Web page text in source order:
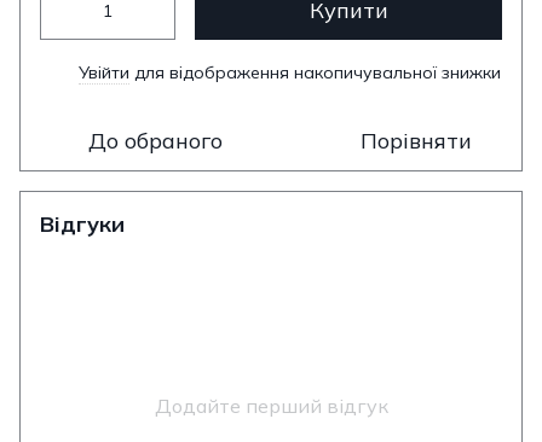
Купити
Увійти для відображення накопичувальної знижки
До обраного Порівняти
Відгуки
Додайте перший відгук